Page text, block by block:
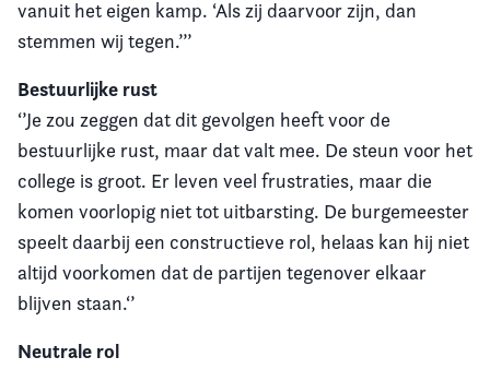
vanuit het eigen kamp. ‘Als zij daarvoor zijn, dan
stemmen wij tegen.’’’
Bestuurlijke rust
‘’Je zou zeggen dat dit gevolgen heeft voor de
bestuurlijke rust, maar dat valt mee. De steun voor het
college is groot. Er leven veel frustraties, maar die
komen voorlopig niet tot uitbarsting. De burgemeester
speelt daarbij een constructieve rol, helaas kan hij niet
altijd voorkomen dat de partijen tegenover elkaar
blijven staan.‘’
Neutrale rol